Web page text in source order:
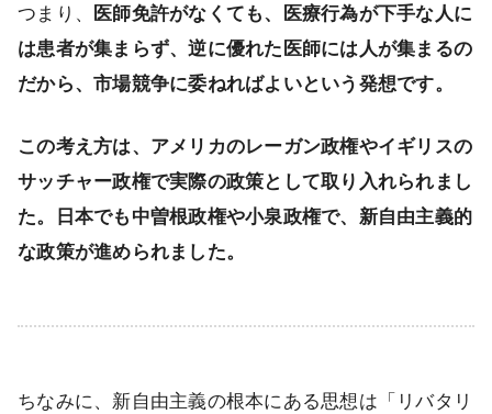
つまり、
医師免許がなくても、医療行為が下手な人に
は患者が集まらず、逆に優れた医師には人が集まるの
だから、市場競争に委ねればよいという発想です。
この考え方は、アメリカのレーガン政権やイギリスの
サッチャー政権で実際の政策として取り入れられまし
た。日本でも中曽根政権や小泉政権で、新自由主義的
な政策が進められました。
ちなみに、新自由主義の根本にある思想は「リバタリ